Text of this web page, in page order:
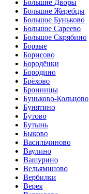
Большие Дворы
Большие Жеребцы
Большое Буньково
Большое Сареево
Большое Скрябино
Борзые
Борисово
Бородёнки
Бородино
Брёхово
Бронницы
Буньково-Кольцово
Бунятино
Бутово
Бутынь
Быково
Васильчиново
Ваулино
Вашурино
Вельяминово
Вербилки
Верея